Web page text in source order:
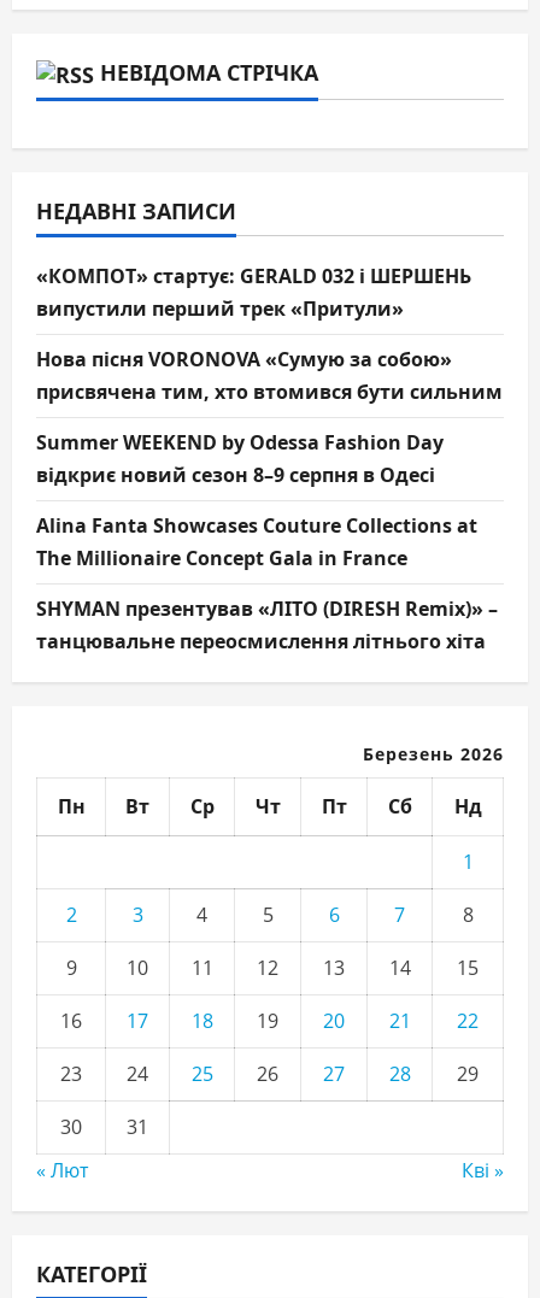
НЕВІДОМА СТРІЧКА
НЕДАВНІ ЗАПИСИ
«КОМПОТ» стартує: GERALD 032 і ШЕРШЕНЬ
випустили перший трек «Притули»
Нова пісня VORONOVA «Сумую за собою»
присвячена тим, хто втомився бути сильним
Summer WEEKEND by Odessa Fashion Day
відкриє новий сезон 8–9 серпня в Одесі
Alina Fanta Showcases Couture Collections at
The Millionaire Concept Gala in France
SHYMAN презентував «ЛІТО (DIRESH Remix)» –
танцювальне переосмислення літнього хіта
Березень 2026
Пн Вт Ср Чт Пт Сб Нд
1
2
3 4 5 6 7
8
9
10 11 12 13 14
15
16
17 18 19 20 21
22
23
24 25 26 27 28
29
30
31
« Лют
Кві »
КАТЕГОРІЇ